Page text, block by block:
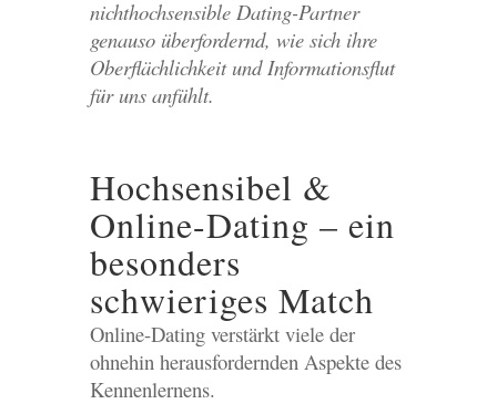
nichthochsensible Dating-Partner
genauso überfordernd, wie sich ihre
Oberflächlichkeit und Informationsflut
für uns anfühlt.
Hochsensibel &
Online-Dating – ein
besonders
schwieriges Match
Online-Dating verstärkt viele der
ohnehin herausfordernden Aspekte des
Kennenlernens.